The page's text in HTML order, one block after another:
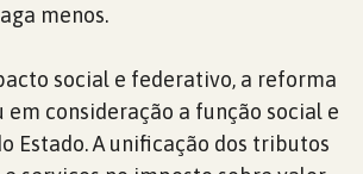
menos.
social e federativo, a reforma
consideração a função social e
Estado. A unificação dos tributos